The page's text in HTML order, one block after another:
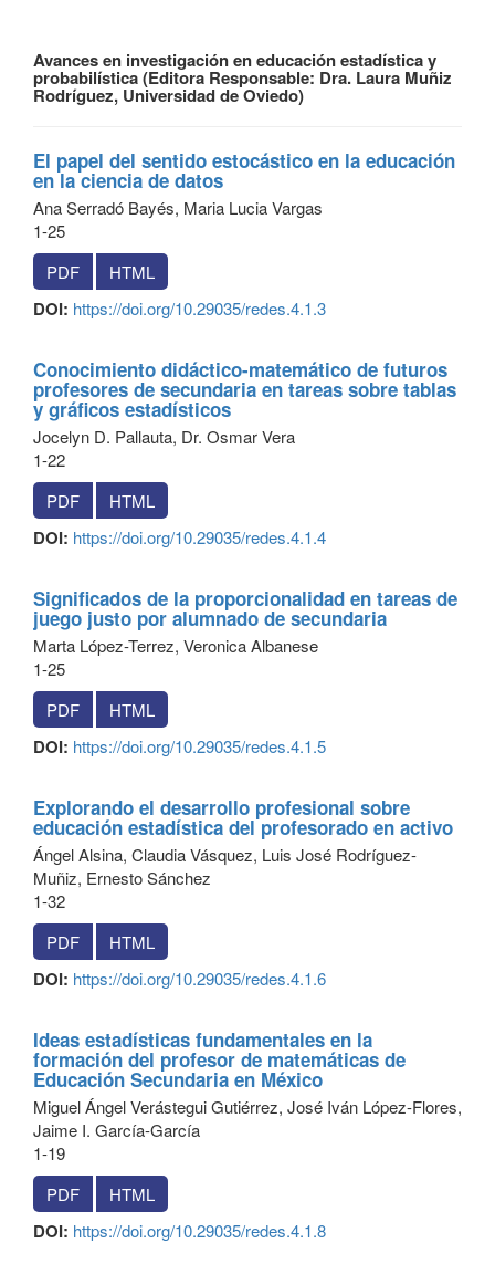
Avances en investigación en educación estadística y
probabilística (Editora Responsable: Dra. Laura Muñiz
Rodríguez, Universidad de Oviedo)
El papel del sentido estocástico en la educación
en la ciencia de datos
Ana Serradó Bayés, Maria Lucia Vargas
1-25
PDF
HTML
DOI: https://doi.org/10.29035/redes.4.1.3
Conocimiento didáctico-matemático de futuros
profesores de secundaria en tareas sobre tablas
y gráficos estadísticos
Jocelyn D. Pallauta, Dr. Osmar Vera
1-22
PDF
HTML
DOI: https://doi.org/10.29035/redes.4.1.4
Significados de la proporcionalidad en tareas de
juego justo por alumnado de secundaria
Marta López-Terrez, Veronica Albanese
1-25
PDF
HTML
DOI: https://doi.org/10.29035/redes.4.1.5
Explorando el desarrollo profesional sobre
educación estadística del profesorado en activo
Ángel Alsina, Claudia Vásquez, Luis José Rodríguez-
Muñiz, Ernesto Sánchez
1-32
PDF
HTML
DOI: https://doi.org/10.29035/redes.4.1.6
Ideas estadísticas fundamentales en la
formación del profesor de matemáticas de
Educación Secundaria en México
Miguel Ángel Verástegui Gutiérrez, José Iván López-Flores,
Jaime I. García-García
1-19
PDF
HTML
DOI: https://doi.org/10.29035/redes.4.1.8